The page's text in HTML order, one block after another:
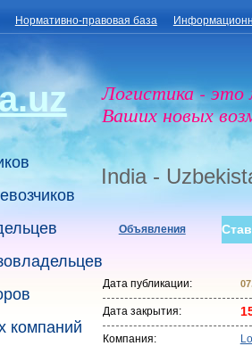
Нормативно-правовая база
Логистика - это
Ваших новых
компаний
India -
Объявления
Дата публикации:
Дата закрытия:
Компания: